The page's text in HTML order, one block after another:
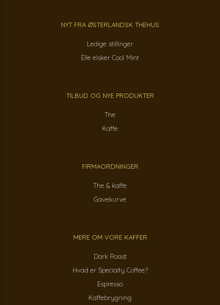
NYT FRA ØSTERLANDSK THEHUS
Ledige stillinger
Elle elsker Cool Mint
TILBUD OG NYE PRODUKTER
The
Kaffe
FIRMAORDNINGER
The & kaffe
Gavekurve
MERE OM VORE KAFFER
Dark Roast
Hvad er Specialty Coffee?
Espresso
Kaffebrygning